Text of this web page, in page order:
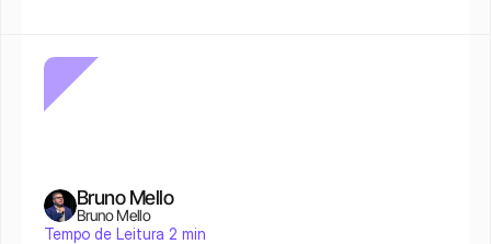
Bruno Mello
Bruno Mello
Tempo de Leitura 2 min